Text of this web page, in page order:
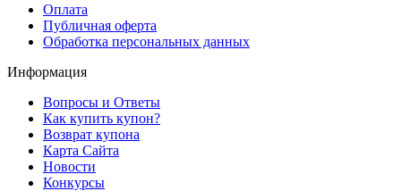
Оплата
Публичная оферта
Обработка персональных данных
Информация
Вопросы и Ответы
Как купить купон?
Возврат купона
Карта Сайта
Новости
Конкурсы